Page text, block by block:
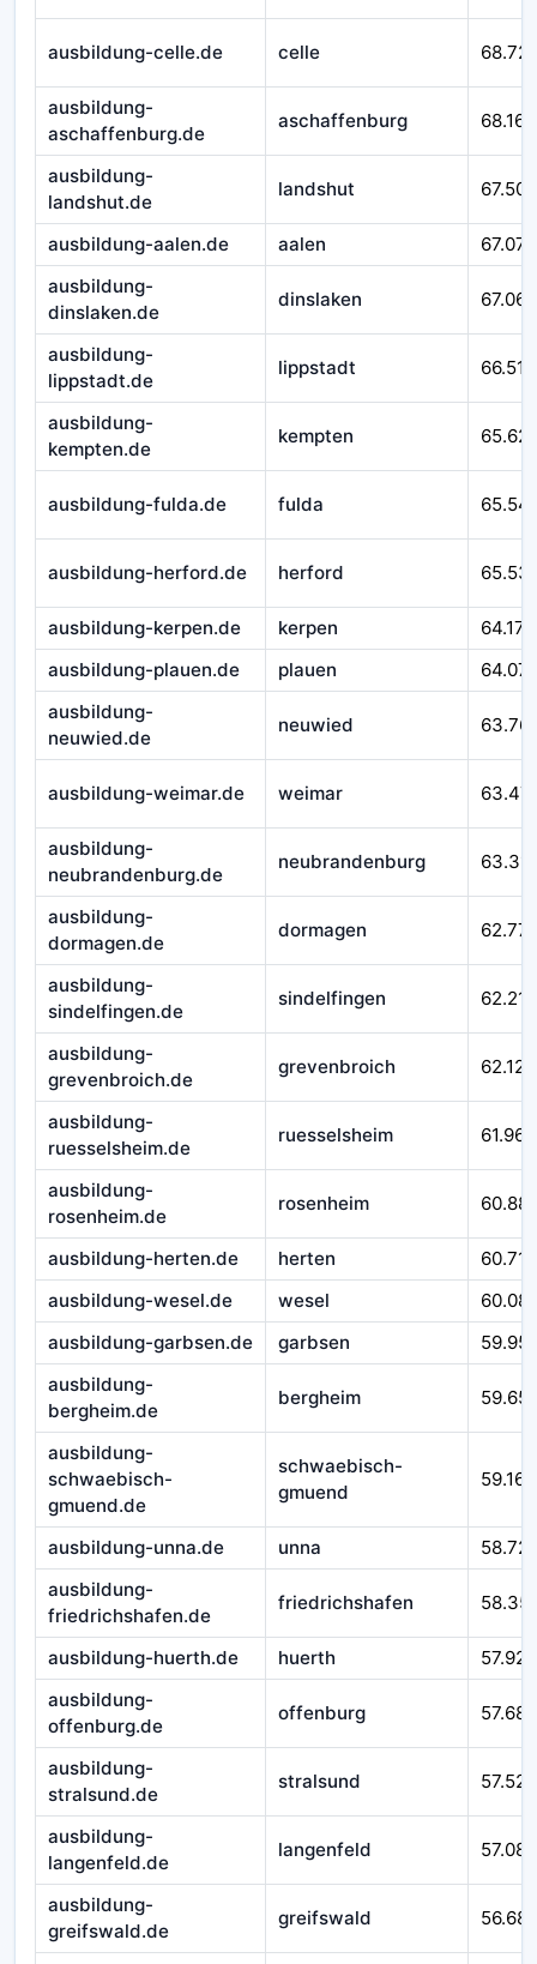
ausbildung-celle.de celle 68.721
ausbildung-
aschaffenburg.de
aschaffenburg 68.167
ausbildung-
landshut.de
landshut 67.509
ausbildung-aalen.de aalen
67.079
ausbildung-
dinslaken.de
dinslaken 67.065
ausbildung-
lippstadt.de
lippstadt 66.518
ausbildung-
kempten.de
kempten
ausbildung-fulda.de fulda
ausbildung-herford.de herford
ausbildung-kerpen.de kerpen
64.171
ausbildung-plauen.de
plauen
ausbildung-
neuwied.de
neuwied
ausbildung-weimar.de weimar
ausbildung-
neubrandenburg.de
neubrandenburg 63.311
ausbildung-
dormagen.de
dormagen
ausbildung-
sindelfingen.de
sindelfingen 62.215
ausbildung-
grevenbroich.de
grevenbroich 62.124
ausbildung-
ruesselsheim.de
ruesselsheim 61.967
ausbildung-
rosenheim.de
rosenheim
ausbildung-herten.de herten
60.710
ausbildung-wesel.de
wesel
ausbildung-garbsen.de
garbsen
ausbildung-
bergheim.de
bergheim
ausbildung-
schwaebisch-
gmuend.de
schwaebisch-
gmuend
59.166
ausbildung-unna.de unna
ausbildung-
friedrichshafen.de
friedrichshafen
ausbildung-huerth.de huerth
57.925
ausbildung-
offenburg.de
offenburg 57.687
ausbildung-
stralsund.de
stralsund 57.525
ausbildung-
langenfeld.de
langenfeld 57.083
ausbildung-
greifswald.de
greifswald 56.685